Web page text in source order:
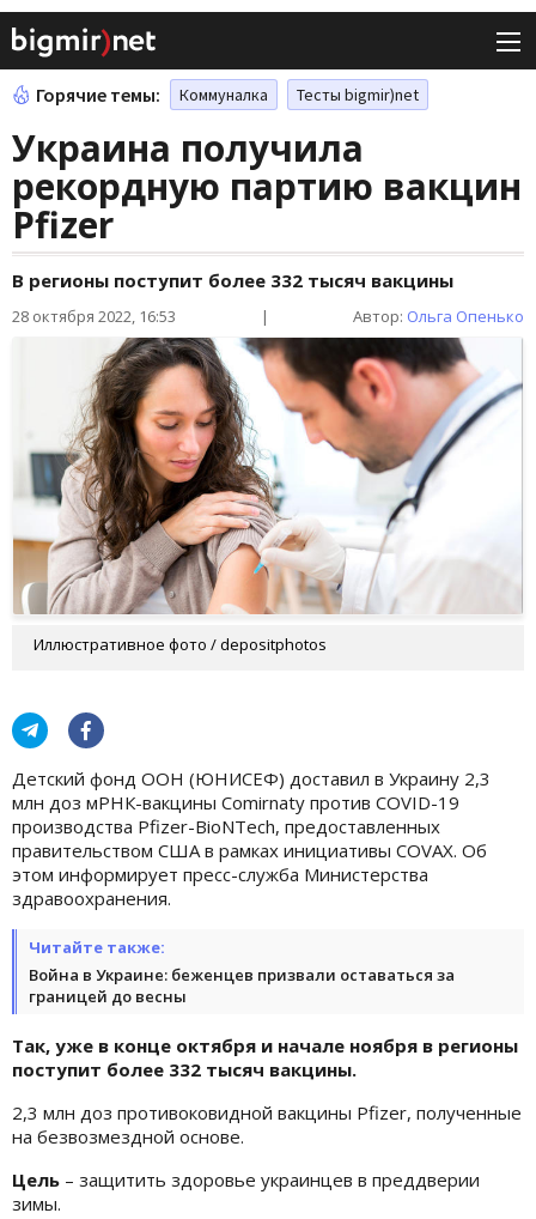
Горячие темы: Коммуналка Тесты bigmir)net
Украина получила
рекордную партию вакцин
Pfizer
В регионы поступит более 332 тысяч вакцины
28 октября 2022, 16:53 | Автор: Ольга Опенько
Иллюстративное фото / depositphotos
Детский фонд ООН (ЮНИСЕФ) доставил в Украину 2,3
млн доз мРНК-вакцины Comirnaty против COVID-19
производства Pfizer-BioNTech, предоставленных
правительством США в рамках инициативы COVAX. Об
этом информирует пресс-служба Министерства
здравоохранения.
Читайте также:
Война в Украине: беженцев призвали оставаться за
границей до весны
Так, уже в конце октября и начале ноября в регионы
поступит более 332 тысяч вакцины.
2,3 млн доз противоковидной вакцины Pfizer, полученные
на безвозмездной основе.
Цель – защитить здоровье украинцев в преддверии
зимы.